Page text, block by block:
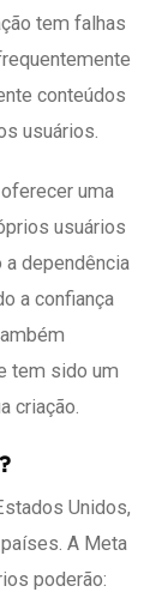
tem falhas
conteúdos
usuários.
uma
usuários
dependência
a confiança
tem sido um
criação.
Unidos,
A Meta
poderão: